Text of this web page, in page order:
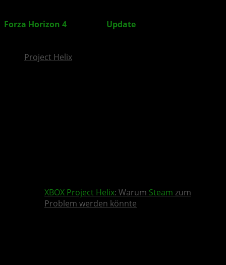
Forza Horizon 4 Update
Project Helix
XBOX Project Helix: Warum Steam zum
Problem werden könnte